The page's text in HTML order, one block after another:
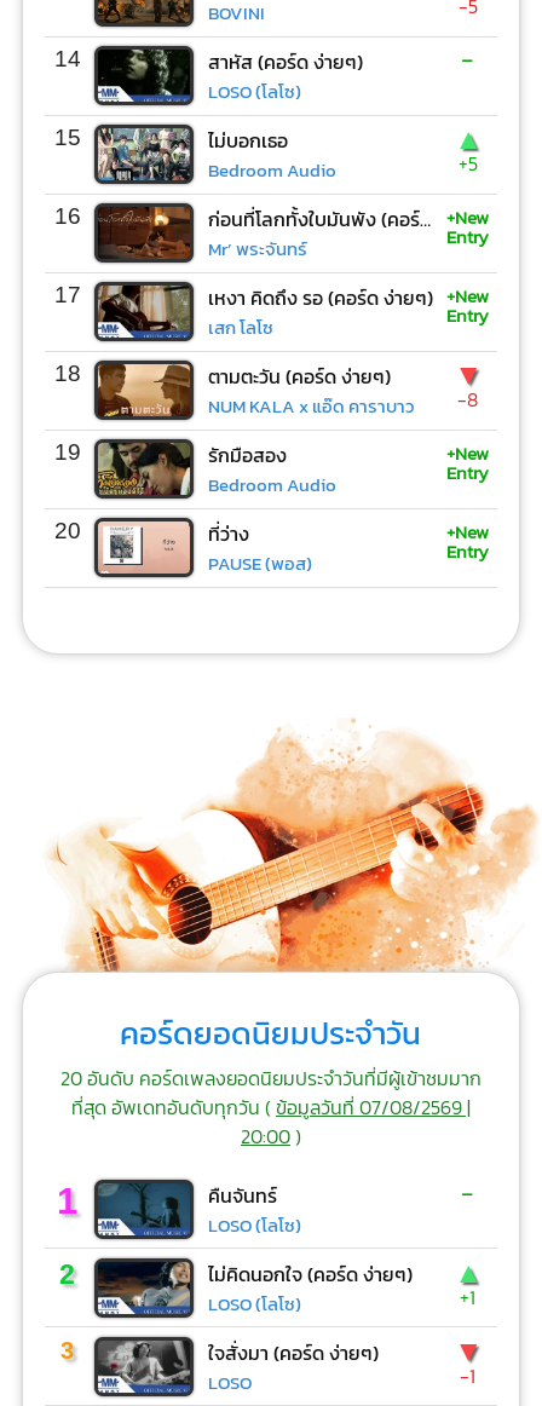
BOVINI -5
14 สาหัส (คอร์ด ง่ายๆ)
LOSO (โลโซ)
-
15 ไม่บอกเธอ
Bedroom Audio
▲
+5
16 ก่อนที่โลกทั้งใบมันพัง (คอร์ด ง่ายๆ)
Mr’ พระจันทร์
+New
Entry
17 เหงา คิดถึง รอ (คอร์ด ง่ายๆ)
เสก โลโซ
+New
Entry
18 ตามตะวัน (คอร์ด ง่ายๆ)
NUM KALA x แอ๊ด คาราบาว
▼
-8
19 รักมือสอง
Bedroom Audio
+New
Entry
20 ที่ว่าง
PAUSE (พอส)
+New
Entry
คอร์ดยอดนิยมประจำวัน
20 อันดับ คอร์ดเพลงยอดนิยมประจำวันที่มีผู้เข้าชมมาก
ที่สุด อัพเดทอันดับทุกวัน (ข้อมูลวันที่ 07/08/2569 |
20:00)
1 คืนจันทร์
LOSO (โลโซ)
-
2 ไม่คิดนอกใจ (คอร์ด ง่ายๆ)
LOSO (โลโซ)
▲
+1
3 ใจสั่งมา (คอร์ด ง่ายๆ)
LOSO
▼
-1